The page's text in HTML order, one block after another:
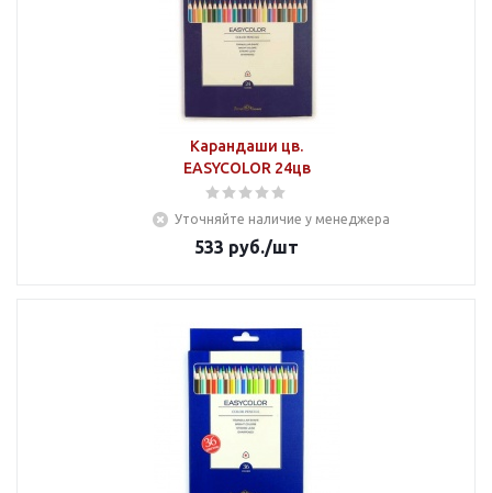
Карандаши цв.
EASYCOLOR 24цв
Уточняйте наличие у менеджера
533 руб./шт